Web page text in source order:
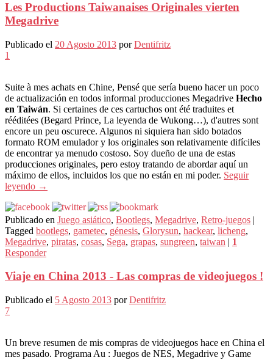
Les Productions Taiwanaises Originales vierten
Megadrive
Publicado el 20 Agosto 2013 porDentifritz
1
Suite à mes achats en Chine, Pensé que sería bueno hacer un poco
de actualización en todos informal producciones Megadrive Hecho
en Taiwán. Si certaines de ces cartuchos ont été traduites et
rééditées (Begard Prince, La leyenda de Wukong…), d'autres sont
encore un peu oscurece. Algunos ni siquiera han sido botados
formato ROM emulador y los originales son relativamente difíciles
de encontrar ya menudo costoso. Soy dueño de una de estas
producciones originales, pero estoy tratando de abordar aquí un
máximo de ellos, incluidos los que no están en mi poder. Seguir
leyendo →
Publicado en Juego asiático, Bootlegs, Megadrive, Retro-juegos |
Tagged bootlegs, gametec, génesis, Glorysun, hackear, licheng,
Megadrive, piratas, cosas, Sega, grapas, sungreen, taiwan | 1
Responder
Viaje en China 2013 - Las compras de videojuegos !
Publicado el 5 Agosto 2013 porDentifritz
7
Un breve resumen de mis compras de videojuegos hace en China el
mes pasado. Programa Au : Juegos de NES, Megadrive y Game